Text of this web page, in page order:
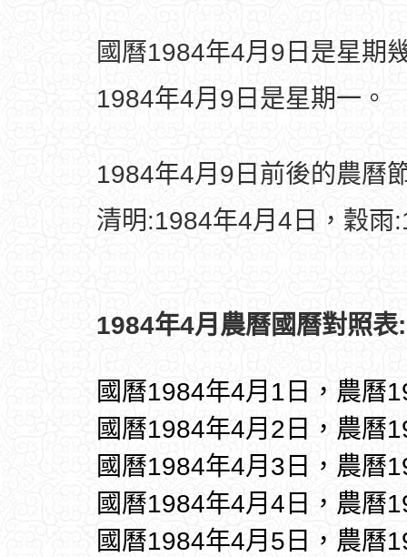
國曆1984年4月9日是星期
1984年4月9日是星期一。
1984年4月9日前後的農曆
清明:1984年4月4日，穀雨
1984年4月農曆國曆對照表:
國曆1984年4月1日，農曆
國曆1984年4月2日，農曆
國曆1984年4月3日，農曆
國曆1984年4月4日，農曆
國曆1984年4月5日，農曆